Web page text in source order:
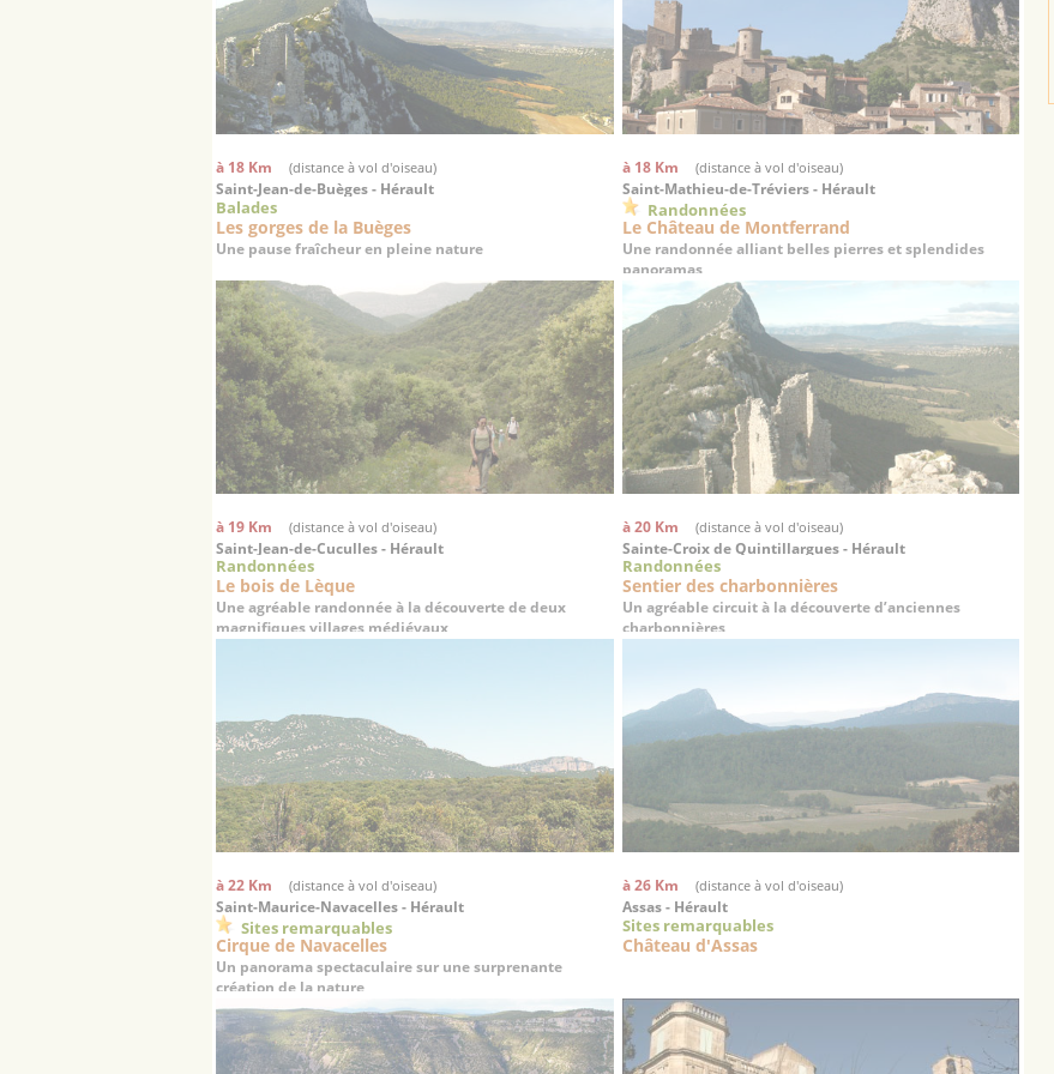
à 18 Km (distance à vol d'oiseau)
Saint-Jean-de-Buèges - Hérault
Balades
Les gorges de la Buèges
Une pause fraîcheur en pleine nature
à 18 Km (distance à vol d'oiseau)
Saint-Mathieu-de-Tréviers - Hérault
Randonnées
Le Château de Montferrand
Une randonnée alliant belles pierres et splendides
panoramas
à 19 Km (distance à vol d'oiseau)
Saint-Jean-de-Cuculles - Hérault
Randonnées
Le bois de Lèque
Une agréable randonnée à la découverte de deux
magnifiques villages médiévaux
à 20 Km (distance à vol d'oiseau)
Sainte-Croix de Quintillargues - Hérault
Randonnées
Sentier des charbonnières
Un agréable circuit à la découverte d’anciennes
charbonnières
à 22 Km (distance à vol d'oiseau)
Saint-Maurice-Navacelles - Hérault
Sites remarquables
Cirque de Navacelles
Un panorama spectaculaire sur une surprenante
création de la nature
à 26 Km (distance à vol d'oiseau)
Assas - Hérault
Sites remarquables
Château d'Assas